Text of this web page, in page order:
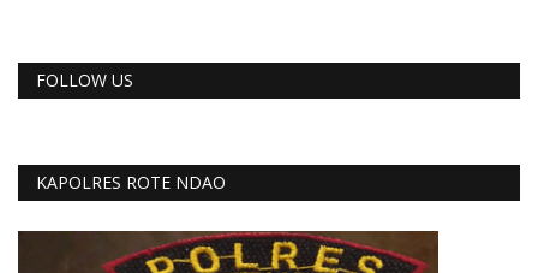
FOLLOW US
KAPOLRES ROTE NDAO